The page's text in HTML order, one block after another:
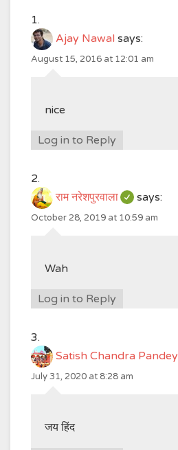
Ajay Nawal says:
August 15, 2016 at 12:01 am
nice
Log in to Reply
राम नरेशपुरवाला says:
October 28, 2019 at 10:59 am
Wah
Log in to Reply
Satish Chandra Pandey
July 31, 2020 at 8:28 am
जय हिंद